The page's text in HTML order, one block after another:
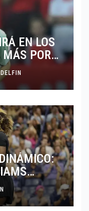
EN LOS
MÁS POR
EN